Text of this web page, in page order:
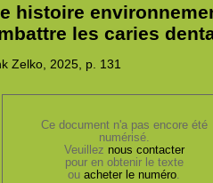
histoire
les caries
Zelko, 2025, p. 131
Ce document n'a pas encore été
numérisé.
Veuillez nous contacter
pour en obtenir le texte
ouacheter le numéro.